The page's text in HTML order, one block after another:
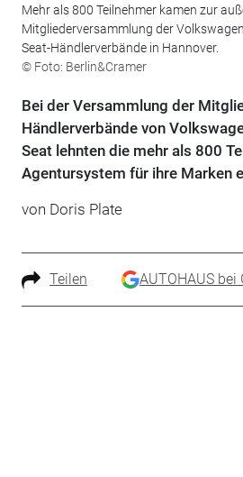
Mehr als 800 Teilnehmer kamen zur
Mitgliederversammlung der
Seat-Händlerverbände in Hannover.
© Foto: Berlin&Cramer
Bei der Versammlung der
Händlerverbände von
Seat lehnten die mehr als 800
Agentursystem für ihre Marken
von Doris Plate
Teilen AUTOHAUS